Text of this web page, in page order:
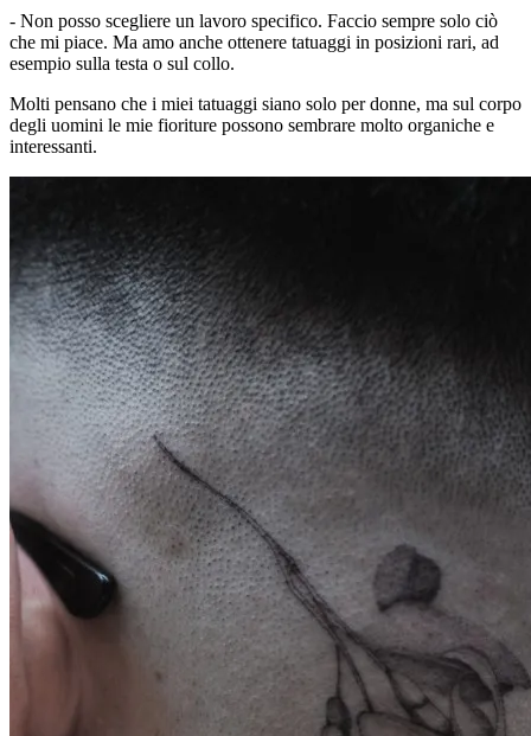
- Non posso scegliere un lavoro specifico. Faccio sempre solo ciò
che mi piace. Ma amo anche ottenere tatuaggi in posizioni rari, ad
esempio sulla testa o sul collo.
Molti pensano che i miei tatuaggi siano solo per donne, ma sul corpo
degli uomini le mie fioriture possono sembrare molto organiche e
interessanti.